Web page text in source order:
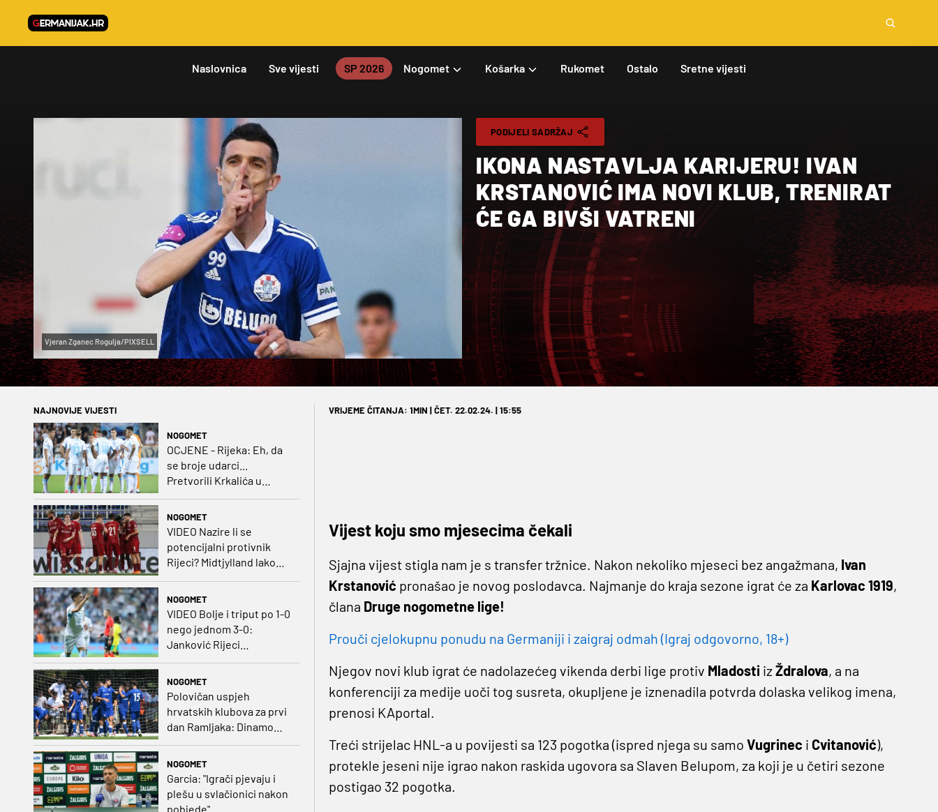
Naslovnica Sve vijesti SP 2026 Nogomet Košarka Rukomet Ostalo Sretne vijesti
Vjeran Zganec Rogulja/PIXSELL
PODIJELI SADRŽAJ
IKONA NASTAVLJA KARIJERU! IVAN
KRSTANOVIĆ IMA NOVI KLUB, TRENIRAT
ĆE GA BIVŠI VATRENI
NAJNOVIJE VIJESTI
NOGOMET
OCJENE - Rijeka: Eh, da
se broje udarci...
Pretvorili Krkalića u
NOGOMET
VIDEO Nazire li se
potencijalni protivnik
Rijeci? Midtjylland lako
NOGOMET
VIDEO Bolje i triput po 1-0
nego jednom 3-0:
Janković Rijeci
projektilom donio slavlje
protivnika
NOGOMET
Polovičan uspjeh
hrvatskih klubova za prvi
dan Ramljaka: Dinamo
poražen od Juventusa,
NOGOMET
Garcia: "Igrači pjevaju i
plešu u svlačionici nakon
pobjede"
VRIJEME ČITANJA: 1MIN | ČET. 22.02.24. | 15:55
Vijest koju smo mjesecima čekali
Sjajna vijest stigla nam je s transfer tržnice. Nakon nekoliko mjeseci bez angažmana, Ivan
Krstanović pronašao je novog poslodavca. Najmanje do kraja sezone igrat će za Karlovac 1919,
člana Druge nogometne lige!
Prouči cjelokupnu ponudu na Germaniji i zaigraj odmah (Igraj odgovorno, 18+)
Njegov novi klub igrat će nadolazećeg vikenda derbi lige protiv Mladosti izŽdralova, a na
konferenciji za medije uoči tog susreta, okupljene je iznenadila potvrda dolaska velikog imena,
prenosi KAportal.
Treći strijelac HNL-a u povijesti sa 123 pogotka (ispred njega su samo Vugrinec i Cvitanović),
protekle jeseni nije igrao nakon raskida ugovora sa Slaven Belupom, za koji je u četiri sezone
postigao 32 pogotka.